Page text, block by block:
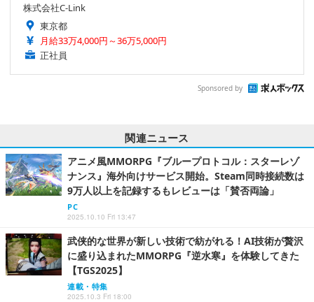
株式会社C-Link
東京都
月給33万4,000円～36万5,000円
正社員
Sponsored by
関連ニュース
アニメ風MMORPG『ブループロトコル：スターレゾ
ナンス』海外向けサービス開始。Steam同時接続数は
9万人以上を記録するもレビューは「賛否両論」
PC
2025.10.10 Fri 13:47
武侠的な世界が新しい技術で紡がれる！AI技術が贅沢
に盛り込まれたMMORPG『逆水寒』を体験してきた
【TGS2025】
連載・特集
2025.10.3 Fri 18:00